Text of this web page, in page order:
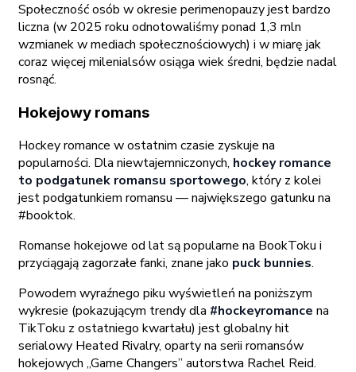
Społeczność osób w okresie perimenopauzy jest bardzo
liczna (w 2025 roku odnotowaliśmy ponad 1,3 mln
wzmianek w mediach społecznościowych) i w miarę jak
coraz więcej milenialsów osiąga wiek średni, będzie nadal
rosnąć.
Hokejowy romans
Hockey romance w ostatnim czasie zyskuje na
popularności. Dla niewtajemniczonych, hockey romance
to podgatunek romansu sportowego, który z kolei
jest podgatunkiem romansu — największego gatunku na
#booktok.
Romanse hokejowe od lat są popularne na BookToku i
przyciągają zagorzałe fanki, znane jako puck bunnies.
Powodem wyraźnego piku wyświetleń na poniższym
wykresie (pokazującym trendy dla #hockeyromance na
TikToku z ostatniego kwartału) jest globalny hit
serialowy Heated Rivalry, oparty na serii romansów
hokejowych „Game Changers” autorstwa Rachel Reid.